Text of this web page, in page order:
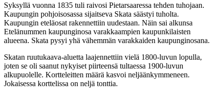
Syksyllä vuonna 1835 tuli raivosi Pietarsaaressa tehden tuhojaan.
Kaupungin pohjoisosassa sijaitseva Skata säästyi tuholta.
Kaupungin eteläosat rakennettiin uudestaan. Näin sai alkunsa
Etelänummen kaupunginosa varakkaampien kaupunkilaisten
alueena. Skata pysyi yhä vähemmän varakkaiden kaupunginosana.
Skatan ruutukaava-aluetta laajennettiin vielä 1800-luvun lopulla,
joten se oli saanut nykyiset piirteensä tultaessa 1900-luvun
alkupuolelle. Kortteleitten määrä kasvoi neljäänkymmeneen.
Jokaisessa korttelissa on neljä tonttia.